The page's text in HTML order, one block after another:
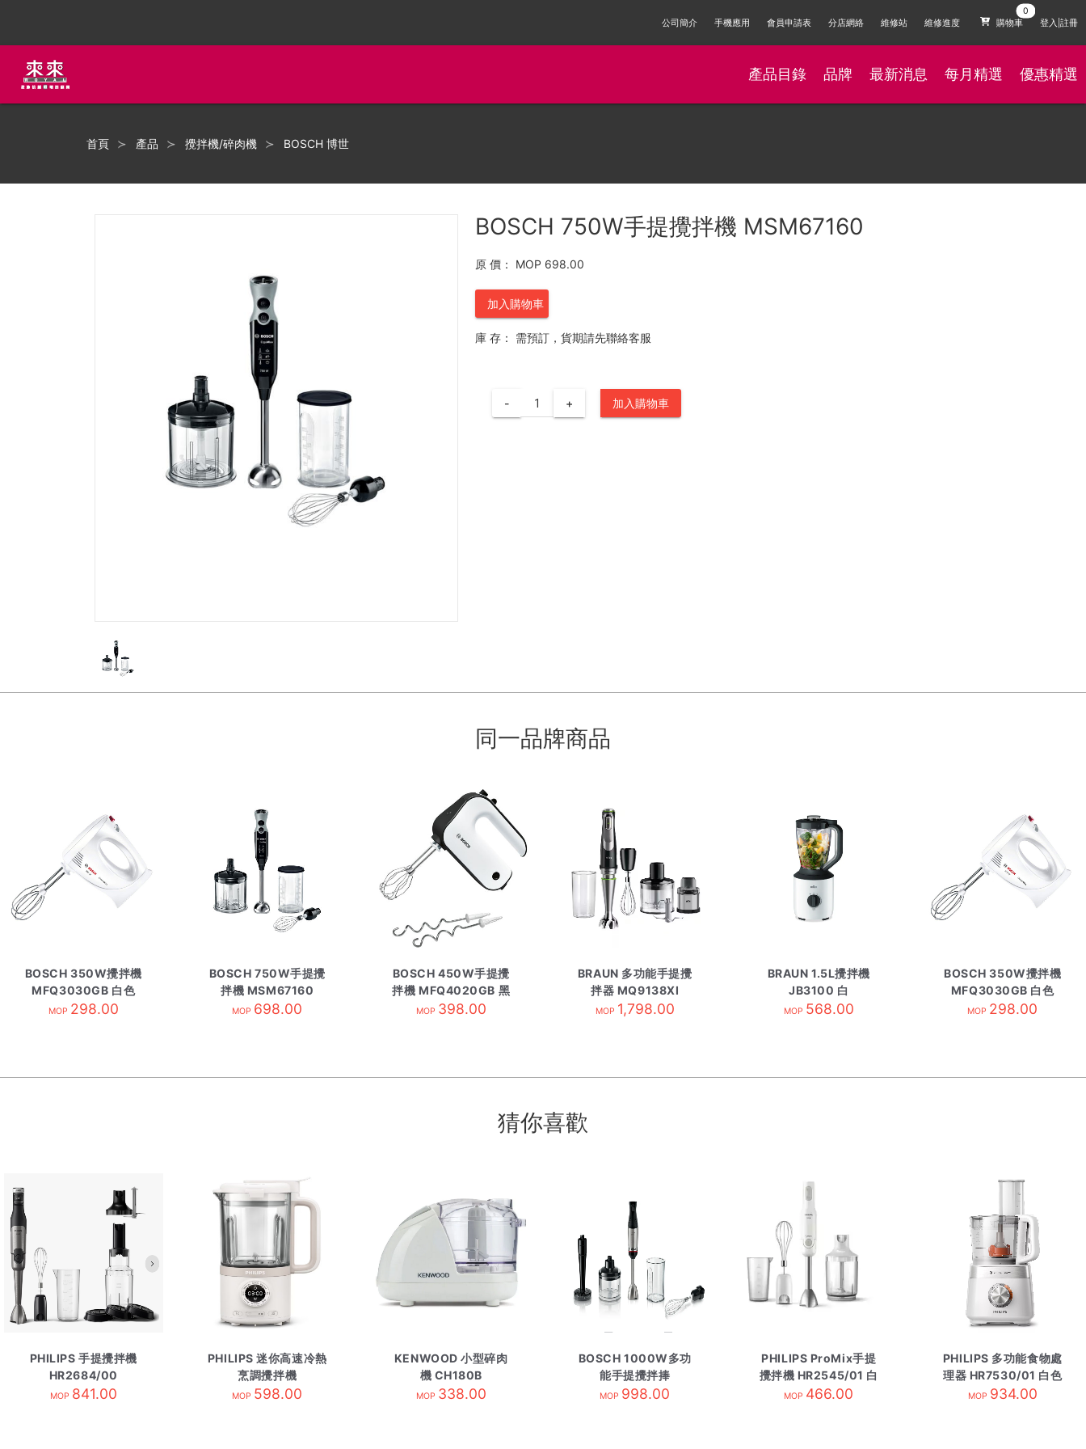
公司簡介 手機應用 會員申請表 分店網絡 維修站 維修進度 購物車 登入|註冊
產品目錄 品牌 最新消息 每月精選 優惠精選
首頁 產品 攪拌機/碎肉機 BOSCH 博世
BOSCH 750W手提攪拌機 MSM67160
原 價： MOP 698.00
加入購物車
庫 存： 需預訂，貨期請先聯絡客服
- + 加入購物車
同一品牌商品
BOSCH 350W攪拌機
MFQ3030GB 白色
MOP 298.00
BOSCH 750W手提攪
拌機 MSM67160
MOP 698.00
BOSCH 450W手提攪
拌機 MFQ4020GB 黑
白色
MOP 398.00
BRAUN 多功能手提攪
拌器 MQ9138XI
MOP 1,798.00
BRAUN 1.5L攪拌機
JB3100 白
MOP 568.00
BOSCH 350W攪拌機
MFQ3030GB 白色
MOP 298.00
猜你喜歡
PHILIPS 手提攪拌機
HR2684/00
MOP 841.00
PHILIPS 迷你高速冷熱
烹調攪拌機
HR2038/30
MOP 598.00
KENWOOD 小型碎肉
機 CH180B
MOP 338.00
BOSCH 1000W多功
能手提攪拌捧
MSM6M623 不鏽鋼
MOP 998.00
PHILIPS ProMix手提
攪拌機 HR2545/01 白
色
MOP 466.00
PHILIPS 多功能食物處
理器 HR7530/01 白色
MOP 934.00